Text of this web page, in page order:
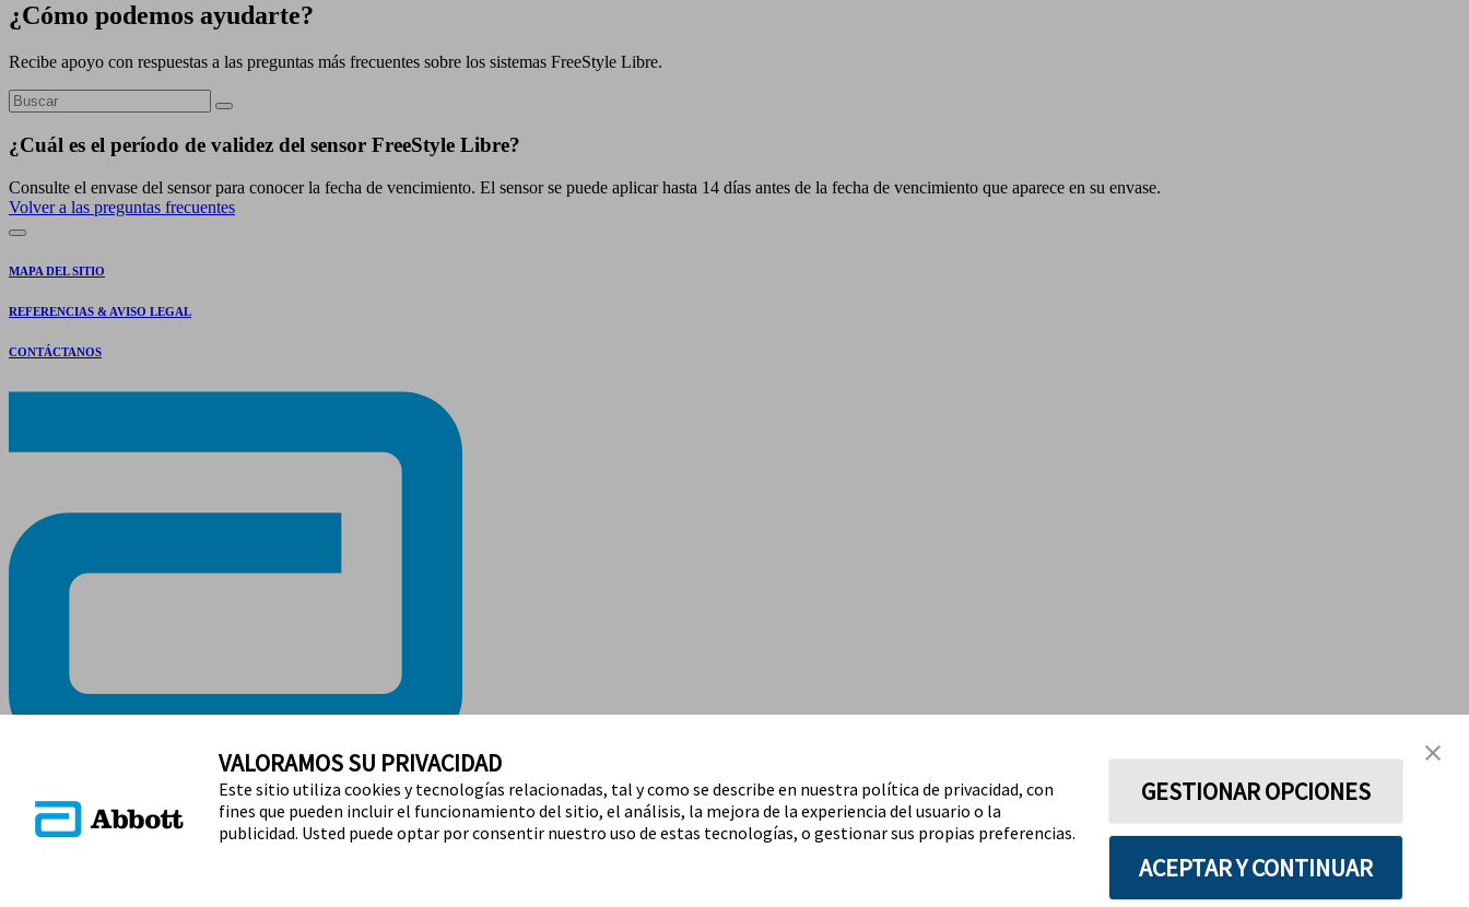
¿Cómo podemos ayudarte?
Recibe apoyo con respuestas a las preguntas más frecuentes sobre los sistemas FreeStyle Libre.
¿Cuál es el período de validez del sensor FreeStyle Libre?
Consulte el envase del sensor para conocer la fecha de vencimiento. El sensor se puede aplicar hasta 14 días antes de la fecha de vencimiento que aparece en su envase.
Volver a las preguntas frecuentes
MAPA DEL SITIO
REFERENCIAS & AVISO LEGAL
CONTÁCTANOS
MANTENTE EN CONTACTO
VALORAMOS SU PRIVACIDAD
Este sitio utiliza cookies y tecnologías relacionadas, tal y como se describe en nuestra política de privacidad, con
fines que pueden incluir el funcionamiento del sitio, el análisis, la mejora de la experiencia del usuario o la
publicidad. Usted puede optar por consentir nuestro uso de estas tecnologías, o gestionar sus propias preferencias.
GESTIONAR OPCIONES
ACEPTAR Y CONTINUAR